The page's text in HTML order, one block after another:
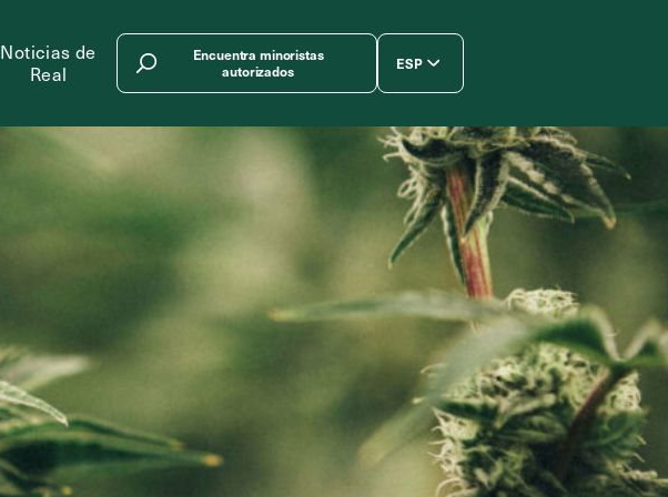
Noticias de
Real
Encuentra minoristas
autorizados
ESP